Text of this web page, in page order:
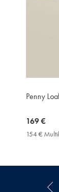
Penny
now
169
169 €
154 €